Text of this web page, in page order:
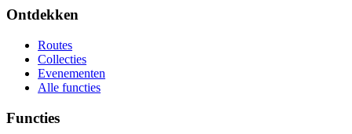
Ontdekken
Routes
Collecties
Evenementen
Alle functies
Functies